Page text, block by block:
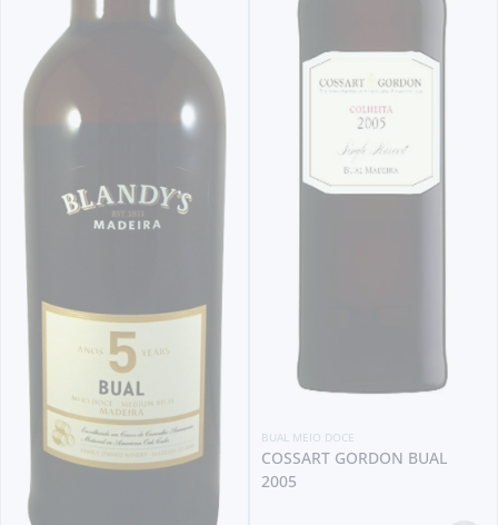
BUAL MEIO DOCE
COSSART GORDON BUAL
2005
MINI